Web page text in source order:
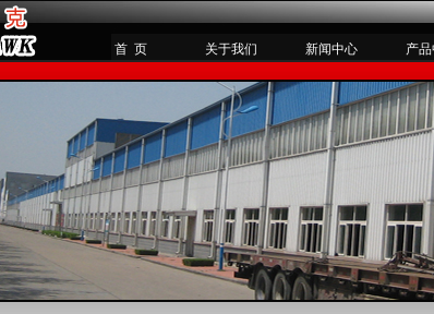
首 页 关于我们 新闻中心 产